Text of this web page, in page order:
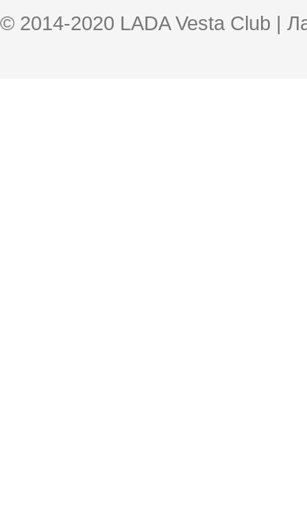
© 2014-2020 LADA Vesta Club |